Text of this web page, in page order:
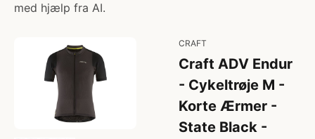
med hjælp fra AI.
CRAFT
Craft ADV Endur
- Cykeltrøje M -
Korte Ærmer -
State Black -